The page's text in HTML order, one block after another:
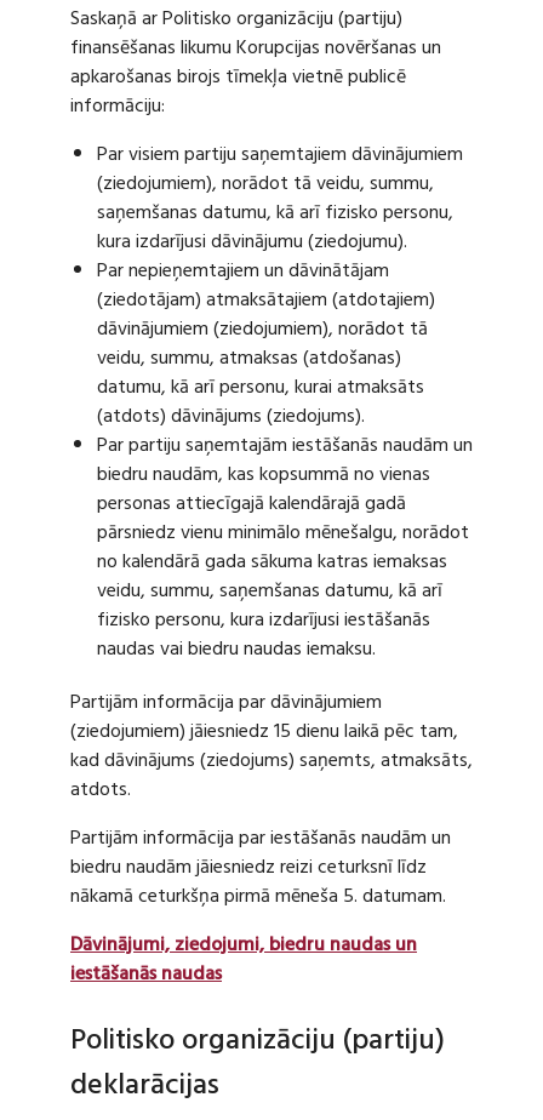
Saskaņā ar Politisko organizāciju (partiju)
finansēšanas likumu Korupcijas novēršanas un
apkarošanas birojs tīmekļa vietnē publicē
informāciju:
Par visiem partiju saņemtajiem dāvinājumiem
(ziedojumiem), norādot tā veidu, summu,
saņemšanas datumu, kā arī fizisko personu,
kura izdarījusi dāvinājumu (ziedojumu).
Par nepieņemtajiem un dāvinātājam
(ziedotājam) atmaksātajiem (atdotajiem)
dāvinājumiem (ziedojumiem), norādot tā
veidu, summu, atmaksas (atdošanas)
datumu, kā arī personu, kurai atmaksāts
(atdots) dāvinājums (ziedojums).
Par partiju saņemtajām iestāšanās naudām un
biedru naudām, kas kopsummā no vienas
personas attiecīgajā kalendārajā gadā
pārsniedz vienu minimālo mēnešalgu, norādot
no kalendārā gada sākuma katras iemaksas
veidu, summu, saņemšanas datumu, kā arī
fizisko personu, kura izdarījusi iestāšanās
naudas vai biedru naudas iemaksu.
Partijām informācija par dāvinājumiem
(ziedojumiem) jāiesniedz 15 dienu laikā pēc tam,
kad dāvinājums (ziedojums) saņemts, atmaksāts,
atdots.
Partijām informācija par iestāšanās naudām un
biedru naudām jāiesniedz reizi ceturksnī līdz
nākamā ceturkšņa pirmā mēneša 5. datumam.
Dāvinājumi, ziedojumi, biedru naudas un
iestāšanās naudas
Politisko organizāciju (partiju)
deklarācijas